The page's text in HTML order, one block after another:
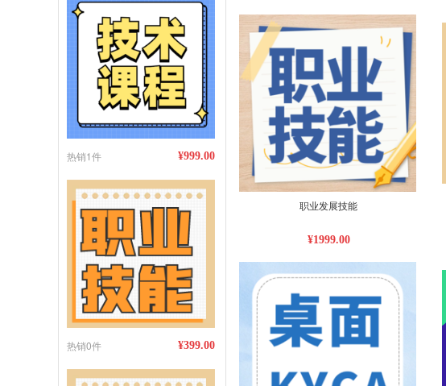
职业发展技能
¥1999.00
¥999.00
热销1件
¥399.00
热销0件